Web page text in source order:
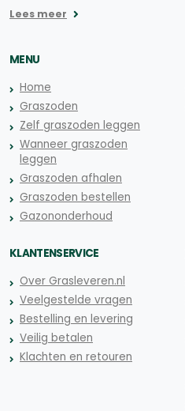
Lees meer
MENU
Home
Graszoden
Zelf graszoden leggen
Wanneer graszoden
leggen
Graszoden afhalen
Graszoden bestellen
Gazononderhoud
KLANTENSERVICE
Over Grasleveren.nl
Veelgestelde vragen
Bestelling en levering
Veilig betalen
Klachten en retouren